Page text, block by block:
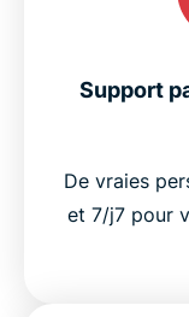
Support
De vraies
et 7/j7 pour